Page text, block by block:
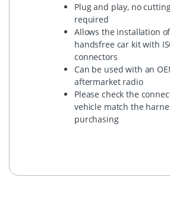
Plug and play, no
required
Allows the installation
handsfree car kit with
connectors
Can be used with an
aftermarket radio
Please check the
vehicle match the
purchasing